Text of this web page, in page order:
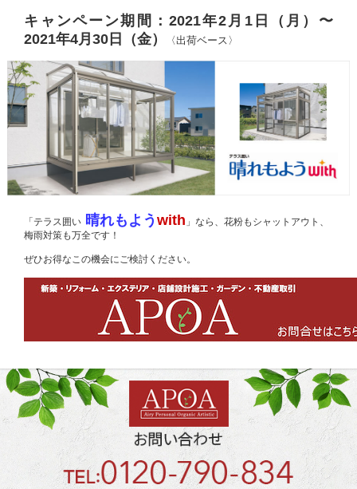
キャンペーン期間：2021年2月1日（月）〜
2021年4月30日（金）
〈出荷ベース〉
「テラス囲い 晴れもようwith 」なら、花粉もシャットアウト、
梅雨対策も万全です！
ぜひお得なこの機会にご検討ください。